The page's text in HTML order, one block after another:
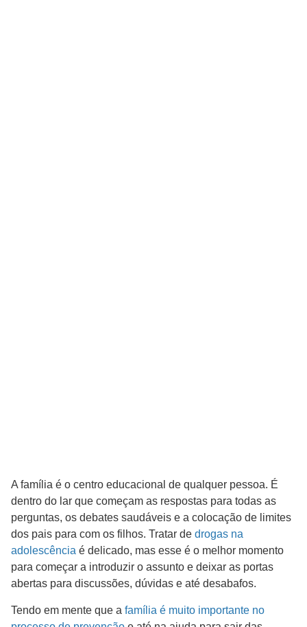
A família é o centro educacional de qualquer pessoa. É
dentro do lar que começam as respostas para todas as
perguntas, os debates saudáveis e a colocação de limites
dos pais para com os filhos. Tratar de drogas na
adolescência é delicado, mas esse é o melhor momento
para começar a introduzir o assunto e deixar as portas
abertas para discussões, dúvidas e até desabafos.
Tendo em mente que a família é muito importante no